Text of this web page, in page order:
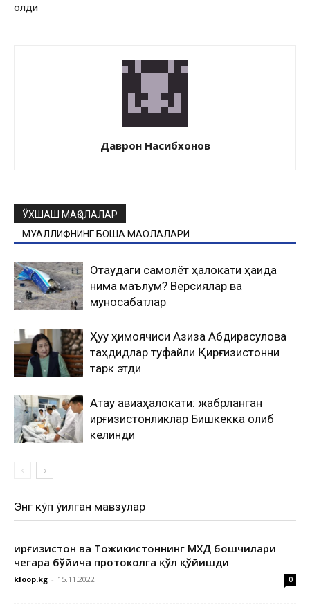
олди
Даврон Насибхонов
ЎХШАШ МАҚОЛАЛАР
МУАЛЛИФНИНГ БОШҚА МАҚОЛАЛАРИ
Оқтаудаги самолёт ҳалокати ҳақида
нима маълум? Версиялар ва
муносабатлар
Ҳуқуқ ҳимоячиси Азиза Абдирасулова
таҳдидлар туфайли Қирғизистонни
тарк этди
Ақтау авиаҳалокати: жабрланган
қирғизистонликлар Бишкекка олиб
келинди
Энг кўп ўқилган мавзулар
Қирғизистон ва Тожикистоннинг МХДҚ бошчилари
чегара бўйича протоколга қўл қўйишди
kloop.kg - 15.11.2022 0